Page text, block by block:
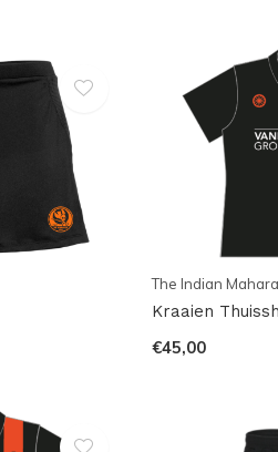
The Indian
Kraaien
€45,00